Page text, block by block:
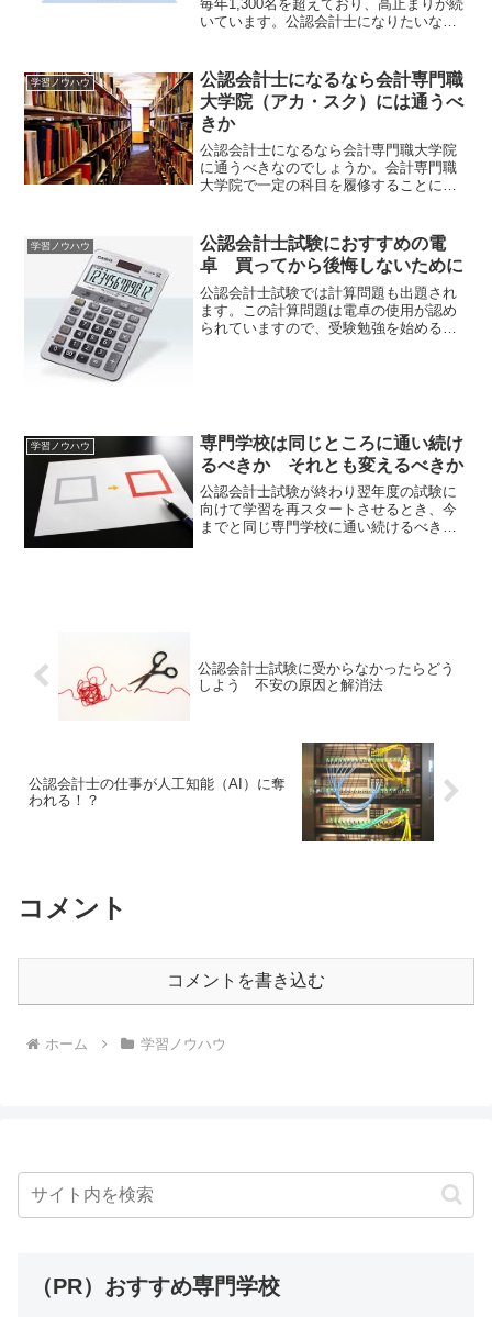
毎年1,300名を超えており、高止まりが続
いています。公認会計士になりたいな
ですが、一般的に合格までに3,000時間以
上の学習時間が...
学習ノウハウ
公認会計士になるなら会計専門職
大学院（アカ・スク）には通うべ
きか
公認会計士になるなら会計専門職大学院
に通うべきなのでしょうか。会計専門職
大学院で一定の科目を履修することによ
います。でも最短ルートで公認会計士に
なりたいなら、会計専門職...
学習ノウハウ
公認会計士試験におすすめの電
卓 買ってから後悔しないために
公認会計士試験では計算問題も出題され
ます。この計算問題は電卓の使用が認め
られていますので、受験勉強を始めると
学習ノウハウ
専門学校は同じところに通い続け
るべきか それとも変えるべきか
公認会計士試験が終わり翌年度の試験に
向けて学習を再スタートさせるとき、今
までと同じ専門学校に通い続けるべき
公認会計士試験に受からなかったらどう
しよう 不安の原因と解消法
公認会計士の仕事が人工知能（AI）に奪
われる！？
コメント
コメントを書き込む
ホーム 学習ノウハウ
（PR）おすすめ専門学校